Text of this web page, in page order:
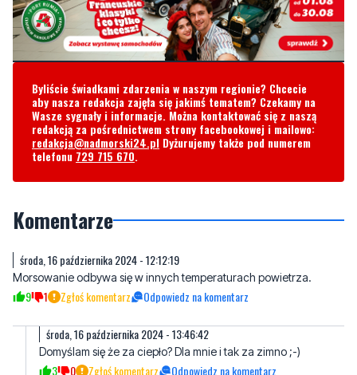
Byliście świadkami zdarzenia w naszym regionie? Chcecie
aby nasza redakcja zajęła się jakimś tematem? Czekamy na
Wasze sygnały i informacje. Można kontaktować się z naszą
redakcja@nadmorski24.plDyżurujemy także pod numerem
telefonu729 715 670.
Komentarze
Morsowanie odbywa się w innych temperaturach powietrza.
środa, 16 października 2024 - 13:46:42
Domyślam się że za ciepło? Dla mnie i tak za zimno ;-)
środa, 16 października 2024 - 15:32:23
Tu chodzi o inne odczucia temperatury. Z zimnego